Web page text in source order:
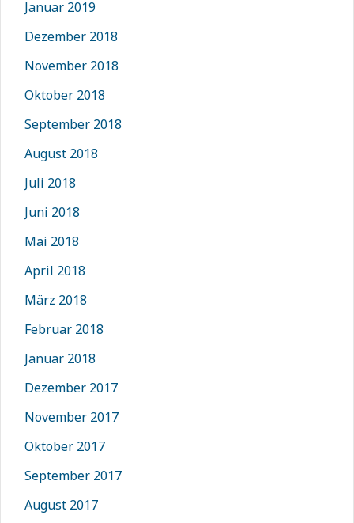
Januar 2019
Dezember 2018
November 2018
Oktober 2018
September 2018
August 2018
Juli 2018
Juni 2018
Mai 2018
April 2018
März 2018
Februar 2018
Januar 2018
Dezember 2017
November 2017
Oktober 2017
September 2017
August 2017